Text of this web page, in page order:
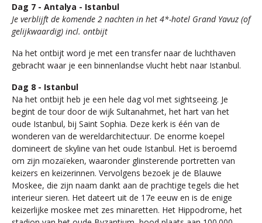
Dag 7 - Antalya - Istanbul
Je verblijft de komende 2 nachten in het 4*-hotel Grand Yavuz (of
gelijkwaardig) incl. ontbijt
Na het ontbijt word je met een transfer naar de luchthaven
gebracht waar je een binnenlandse vlucht hebt naar Istanbul.
Dag 8 - Istanbul
Na het ontbijt heb je een hele dag vol met sightseeing. Je
begint de tour door de wijk Sultanahmet, het hart van het
oude Istanbul, bij Saint Sophia. Deze kerk is één van de
wonderen van de wereldarchitectuur. De enorme koepel
domineert de skyline van het oude Istanbul. Het is beroemd
om zijn mozaïeken, waaronder glinsterende portretten van
keizers en keizerinnen. Vervolgens bezoek je de Blauwe
Moskee, die zijn naam dankt aan de prachtige tegels die het
interieur sieren. Het dateert uit de 17e eeuw en is de enige
keizerlijke moskee met zes minaretten. Het Hippodrome, het